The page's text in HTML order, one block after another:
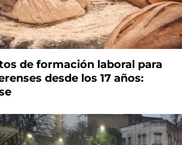
de formación laboral para
desde los 17 años: